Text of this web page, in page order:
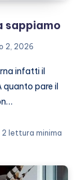
sappiamo
2, 2026
infatti il
quanto pare il
2 lettura minima